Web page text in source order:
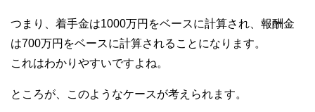
つまり、着手金は1000万円をベースに計算され、報酬金
は700万円をベースに計算されることになります。
これはわかりやすいですよね。
ところが、このようなケースが考えられます。